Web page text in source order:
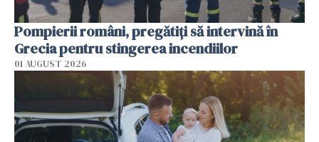
Pompierii români, pregătiţi să intervină în
Grecia pentru stingerea incendiilor
01 AUGUST 2026